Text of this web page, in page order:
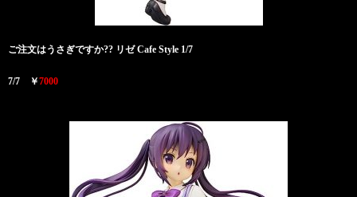
ご注文はうさぎですか?? リゼ Cafe Style 1/7
7/7 ￥7000